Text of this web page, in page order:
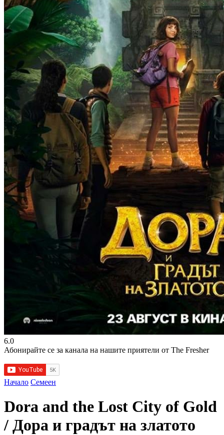
6.0
Абонирайте се за канала на нашите приятели от The Fresher
Начало Семеен
Dora and the Lost City of Gold
/ Дора и градът на златото